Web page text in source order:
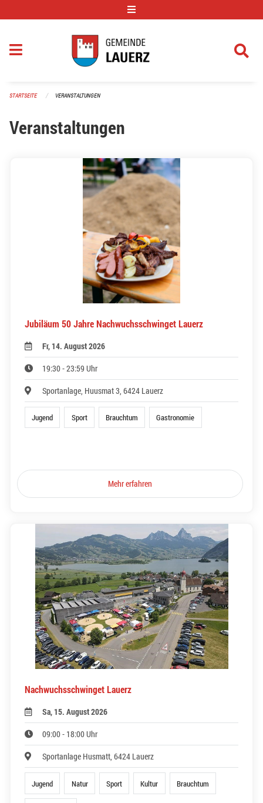
STARTSEITE VERANSTALTUNGEN
Veranstaltungen
Jubiläum 50 Jahre Nachwuchsschwinget Lauerz
Fr, 14. August 2026
19:30 - 23:59 Uhr
Sportanlage, Huusmat 3, 6424 Lauerz
Jugend Sport Brauchtum Gastronomie
Mehr erfahren
Nachwuchsschwinget Lauerz
Sa, 15. August 2026
09:00 - 18:00 Uhr
Sportanlage Husmatt, 6424 Lauerz
Jugend Natur Sport Kultur Brauchtum